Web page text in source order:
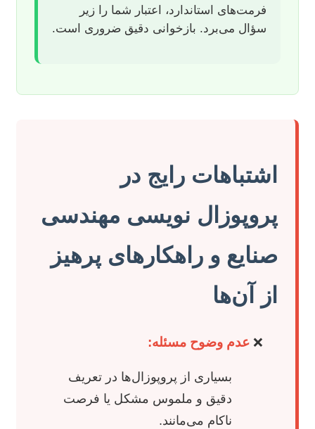
فرمت‌های استاندارد، اعتبار شما را زیر
سؤال می‌برد. بازخوانی دقیق ضروری است.
اشتباهات رایج در
پروپوزال نویسی مهندسی
صنایع و راهکارهای پرهیز
از آن‌ها
عدم وضوح مسئله:
بسیاری از پروپوزال‌ها در تعریف
دقیق و ملموس مشکل یا فرصت
ناکام می‌مانند.